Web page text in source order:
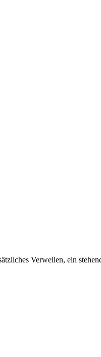
Verweilen, ein